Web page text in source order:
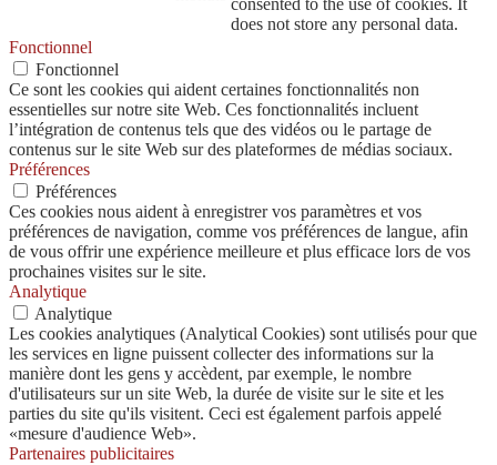
consented to the use of cookies. It
does not store any personal data.
Fonctionnel
Fonctionnel
Ce sont les cookies qui aident certaines fonctionnalités non
essentielles sur notre site Web. Ces fonctionnalités incluent
l’intégration de contenus tels que des vidéos ou le partage de
contenus sur le site Web sur des plateformes de médias sociaux.
Préférences
Préférences
Ces cookies nous aident à enregistrer vos paramètres et vos
préférences de navigation, comme vos préférences de langue, afin
de vous offrir une expérience meilleure et plus efficace lors de vos
prochaines visites sur le site.
Analytique
Analytique
Les cookies analytiques (Analytical Cookies) sont utilisés pour que
les services en ligne puissent collecter des informations sur la
manière dont les gens y accèdent, par exemple, le nombre
d'utilisateurs sur un site Web, la durée de visite sur le site et les
parties du site qu'ils visitent. Ceci est également parfois appelé
«mesure d'audience Web».
Partenaires publicitaires